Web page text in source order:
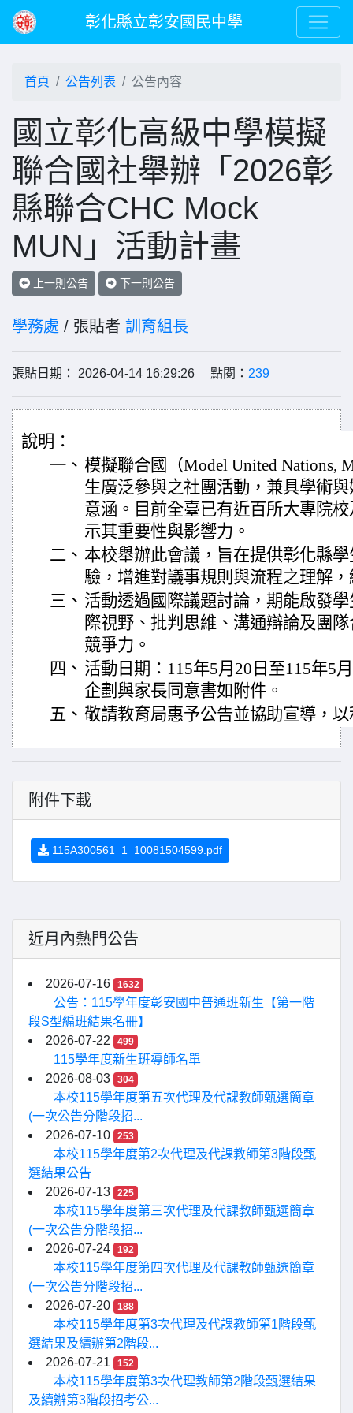
彰化縣立彰安國民中學
首頁 公告列表 公告內容
國立彰化高級中學模擬
聯合國社舉辦「2026彰
縣聯合CHC Mock
MUN」活動計畫
上一則公告 下一則公告
學務處 / 張貼者 訓育組長
張貼日期： 2026-04-14 16:29:26 點閱： 239
說明：
一、 模擬聯合國（Model United Nations,
生廣泛參與之社團活動，兼具學術
意涵。目前全臺已有近百所大專院
示其重要性與影響力。
二、 本校舉辦此會議，旨在提供彰化縣
驗，增進對議事規則與流程之理解
三、 活動透過國際議題討論，期能啟發
際視野、批判思維、溝通辯論及團
競爭力。
四、 活動日期：115年5月20日至115年5
企劃與家長同意書如附件。
五、 敬請教育局惠予公告並協助宣導，
附件下載
115A300561_1_10081504599.pdf
近月內熱門公告
2026-07-16 1632
公告：115學年度彰安國中普通班新生【第一階
段S型編班結果名冊】
2026-07-22
499
115學年度新生班導師名單
2026-08-03
304
本校115學年度第五次代理及代課教師甄選簡章
(一次公告分階段招...
2026-07-10
253
本校115學年度第2次代理及代課教師第3階段甄
選結果公告
2026-07-13
225
本校115學年度第三次代理及代課教師甄選簡章
(一次公告分階段招...
2026-07-24
192
本校115學年度第四次代理及代課教師甄選簡章
(一次公告分階段招...
2026-07-20
188
本校115學年度第3次代理及代課教師第1階段甄
選結果及續辦第2階段...
2026-07-21
152
本校115學年度第3次代理教師第2階段甄選結果
及續辦第3階段招考公...